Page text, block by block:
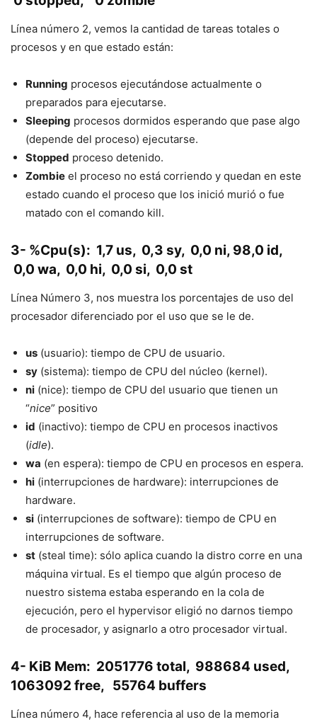
Línea número 2, vemos la cantidad de tareas totales o
procesos y en que estado están:
Running procesos ejecutándose actualmente o
preparados para ejecutarse.
Sleeping procesos dormidos esperando que pase algo
(depende del proceso) ejecutarse.
Stopped proceso detenido.
Zombie el proceso no está corriendo y quedan en este
estado cuando el proceso que los inició murió o fue
matado con el comando kill.
3- %Cpu(s): 1,7 us, 0,3 sy, 0,0 ni, 98,0 id,
0,0 wa, 0,0 hi, 0,0 si, 0,0 st
Línea Número 3, nos muestra los porcentajes de uso del
procesador diferenciado por el uso que se le de.
us (usuario): tiempo de CPU de usuario.
sy (sistema): tiempo de CPU del núcleo (kernel).
ni (nice): tiempo de CPU del usuario que tienen un
“nice” positivo
id (inactivo): tiempo de CPU en procesos inactivos
(idle).
wa (en espera): tiempo de CPU en procesos en espera.
hi (interrupciones de hardware): interrupciones de
hardware.
si (interrupciones de software): tiempo de CPU en
interrupciones de software.
st (steal time): sólo aplica cuando la distro corre en una
máquina virtual. Es el tiempo que algún proceso de
nuestro sistema estaba esperando en la cola de
ejecución, pero el hypervisor eligió no darnos tiempo
de procesador, y asignarlo a otro procesador virtual.
4- KiB Mem: 2051776 total, 988684 used,
1063092 free, 55764 buffers
Línea número 4, hace referencia al uso de la memoria